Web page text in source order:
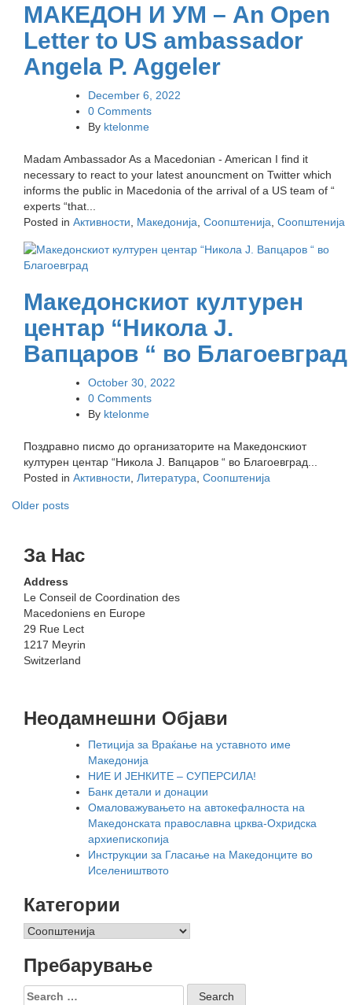
МАКЕДОН И УМ – An Open
Letter to US ambassador
Angela P. Aggeler
December 6, 2022
0 Comments
By ktelonme
Madam Ambassador As a Macedonian - American I find it
necessary to react to your latest anouncment on Twitter which
informs the public in Macedonia of the arrival of a US team of “
experts “that...
Posted in Активности Македонија Соопштенија Соопштенија
Македонскиот културен
центар “Никола Ј.
Вапцаров “ во Благоевград
October 30, 2022
0 Comments
By ktelonme
Поздравно писмо до организаторите на Македонскиот
културен центар “Никола Ј. Вапцаров “ во Благоевград...
Posted in Активности Литература Соопштенија
Posts
Older posts
За Нас
Address
Le Conseil de Coordination des
Macedoniens en Europe
29 Rue Lect
1217 Meyrin
Switzerland
Неодамнешни Oбјави
Петиција за Враќање на уставното име
Македонија
НИЕ И ЈЕНКИТЕ – СУПЕРСИЛА!
Банк детали и донации
Омаловажувањето на автокефалноста на
Македонската православна црква-Охридска
архиепископија
Инструкции за Гласање на Македонците во
Иселеништвото
Категории
Категории
Пребарување
Search